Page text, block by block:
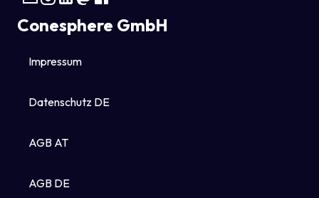
Conesphere GmbH
Impressum
Datenschutz DE
AGB AT
AGB DE